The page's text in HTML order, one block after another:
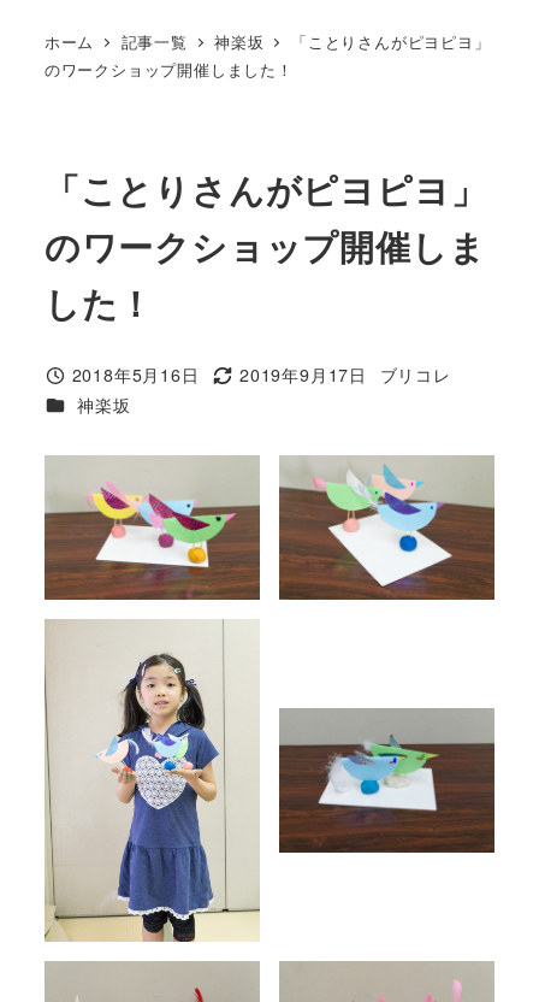
ホーム 記事一覧 神楽坂
「ことりさんがピヨピヨ」
のワークショップ開催しました！
「ことりさんがピヨピヨ」
のワークショップ開催しま
した！
投稿日
2018年5月16日
更新日
2019年9月17日
著
ブリコレ
カテゴリー
神楽坂